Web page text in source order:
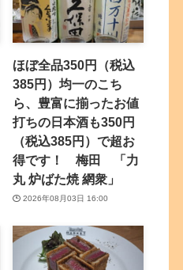
ほぼ全品350円（税込
385円）均一のこち
ら、豊富に揃ったお値
打ちの日本酒も350円
（税込385円）で超お
得です！ 梅田 「力
丸 炉ばた焼 網衆」
2026年08月03日 16:00